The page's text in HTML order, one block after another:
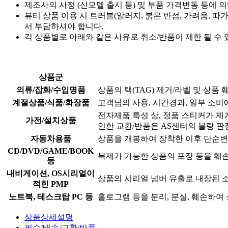
제조사의 사정 (신모델 출시 등) 및 부품 가격변동 등에
뷰티 상품 이용 시 트러블(알러지, 붉은 반점, 가려움, 따
서 부담하셔야 합니다.
각 상품별로 아래와 같은 사유로 취소/반품이 제한 될 수
상품군
의류/잡화/수입명품
상품의 택(TAG) 제거/라벨 및 상품
계절상품/식품/화장품
고객님의 사용, 시간경과, 일부 소
가전/설치상품
전자제품 특성 상, 정품 스티커가
인한 교환/반품은 AS센터의 불량 판
자동차용품
상품을 개봉하여 장착한 이후 단순
CD/DVD/GAME/BOOK
등
복제가 가능한 상품의 포장 등을 훼
내비게이션, OS시리얼이
적힌 PMP
상품의 시리얼 넘버 유출로 내장된
노트북, 테스크탑 PC 등 홀로그램 등을 분리, 분실, 훼손하
상품상세설명